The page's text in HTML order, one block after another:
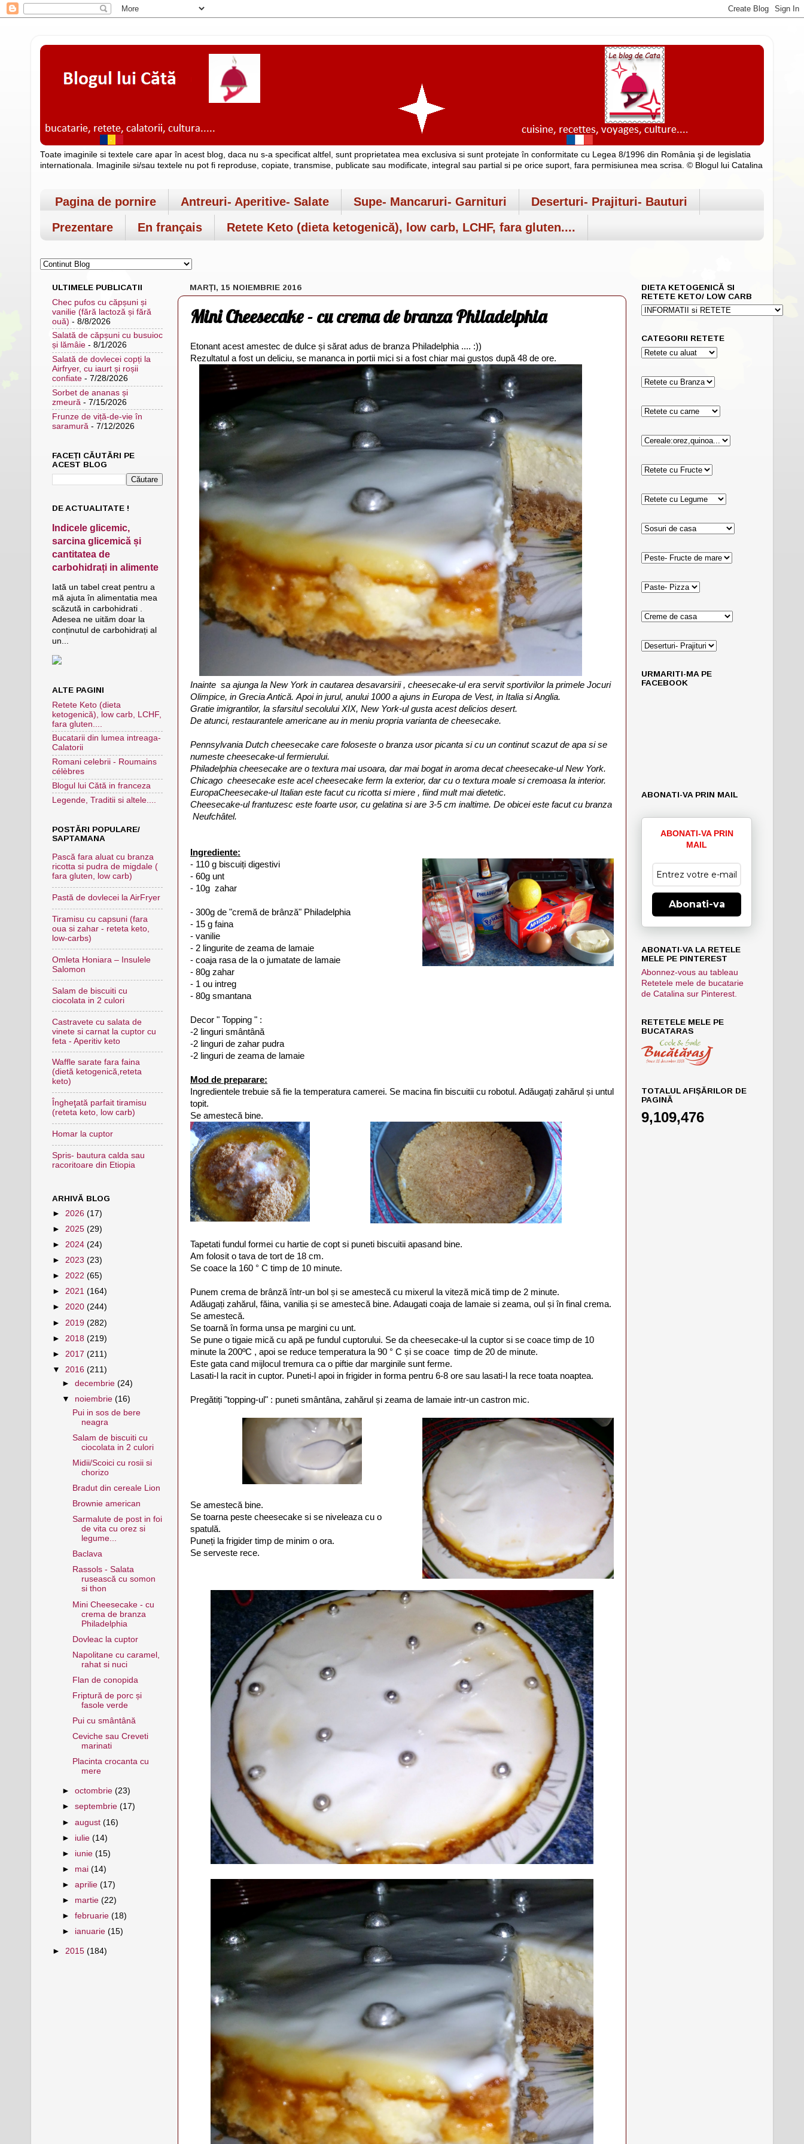
Toate imaginile si textele care apar în acest blog, daca nu s-a specificat altfel, sunt proprietatea mea exclusiva si sunt protejate în conformitate cu Legea 8/1996 din România şi de legislatia
internationala. Imaginile si/sau textele nu pot fi reproduse, copiate, transmise, publicate sau modificate, integral sau partial si pe orice suport, fara permisiunea mea scrisa. © Blogul lui Catalina
Pagina de pornire Antreuri- Aperitive- Salate Supe- Mancaruri- Garnituri
Deserturi- Prajituri- Bauturi
Prezentare
En français Retete Keto (dieta ketogenică), low carb, LCHF, fara gluten....
MARȚI, 15 NOIEMBRIE 2016
Mini Cheesecake - cu crema de branza Philadelphia
Etonant acest amestec de dulce și sărat adus de branza Philadelphia .... :))
Rezultatul a fost un deliciu, se mananca in portii mici si a fost chiar mai gustos după 48 de ore.
Inainte sa ajunga la New York in cautarea desavarsirii , cheesecake-ul era servit sportivilor la primele Jocuri
Olimpice, in Grecia Antică. Apoi in jurul, anului 1000 a ajuns in Europa de Vest, in Italia si Anglia.
Gratie imigrantilor, la sfarsitul secolului XIX, New York-ul gusta acest delicios desert.
De atunci, restaurantele americane au in meniu propria varianta de cheesecake.
Pennsylvania Dutch cheesecake care foloseste o branza usor picanta si cu un continut scazut de apa si se
numeste cheesecake-ul fermierului.
Philadelphia cheesecake are o textura mai usoara, dar mai bogat in aroma decat cheesecake-ul New York.
Chicago cheesecake este acel cheesecake ferm la exterior, dar cu o textura moale si cremoasa la interior.
EuropaCheesecake-ul Italian este facut cu ricotta si miere , fiind mult mai dietetic.
Cheesecake-ul frantuzesc este foarte usor, cu gelatina si are 3-5 cm inaltime. De obicei este facut cu branza
Neufchâtel.
Ingrediente:
- 110 g biscuiți digestivi
- 60g unt
- 10g zahar
- 300g de "cremă de brânză" Philadelphia
- 15 g faina
- vanilie
- 2 lingurite de zeama ​de lamaie
- coaja rasa de la o jumatate de lamaie
- 80g zahar
- 1 ou intreg
- 80g smantana
Decor " Topping " :
-2 linguri smântână
-2 linguri de zahar pudra
-2 linguri de zeama ​​de lamaie
Mod de preparare:
Ingredientele trebuie să fie la temperatura camerei. Se macina fin biscuitii cu robotul. Adăugați zahărul și untul
topit.
Se amestecă bine.
Tapetati fundul formei cu hartie de copt si puneti biscuitii apasand bine.
Am folosit o tava de tort de 18 cm.
Se coace la 160 ° C timp de 10 minute.
Punem crema de brânză într-un bol și se amestecă cu mixerul la viteză mică timp de 2 minute.
Adăugați zahărul, făina, vanilia și se amestecă bine. Adaugati coaja de lamaie si zeama, oul și în final crema.
Se amestecă.
Se toarnă în forma unsa pe margini cu unt.
Se pune o tigaie mică cu apă pe fundul cuptorului. Se da cheesecake-ul la cuptor si se coace timp de 10
minute la 200ºC , apoi se reduce temperatura la 90 ° C și se coace timp de 20 de minute.
Este gata cand mijlocul tremura ca o piftie dar marginile sunt ferme.
Lasati-l la racit in cuptor. Puneti-l apoi in frigider in forma pentru 6-8 ore sau lasati-l la rece toata noaptea.
Pregătiți "topping-ul" : puneti smântâna, zahărul și zeama de lamaie intr-un castron mic.
Se amestecă bine.
Se toarna peste cheesecake si se niveleaza cu o
spatulă.
Puneți la frigider timp de minim o ora.
Se serveste rece.
ULTIMELE PUBLICATII
Chec pufos cu căpșuni și
vanilie (fără lactoză și fără
ouă) - 8/8/2026
Salată de căpșuni cu busuioc
și lămâie - 8/1/2026
Salată de dovlecei copți la
Airfryer, cu iaurt și roșii
confiate - 7/28/2026
Sorbet de ananas și
zmeură - 7/15/2026
Frunze de viță-de-vie în
saramură - 7/12/2026
FACEȚI CĂUTĂRI PE
ACEST BLOG
DE ACTUALITATE !
Indicele glicemic,
sarcina glicemică și
cantitatea de
carbohidrați in alimente
Iată un tabel creat pentru a
mă ajuta în alimentatia mea
scăzută in carbohidrati .
Adesea ne uităm doar la
conținutul de carbohidrați al
un...
ALTE PAGINI
Retete Keto (dieta
ketogenică), low carb, LCHF,
fara gluten....
Bucatarii din lumea intreaga-
Calatorii
Romani celebrii - Roumains
célèbres
Blogul lui Cătă in franceza
Legende, Traditii si altele....
POSTĂRI POPULARE/
SAPTAMANA
Pască fara aluat cu branza
ricotta si pudra de migdale (
fara gluten, low carb)
Pastă de dovlecei la AirFryer
Tiramisu cu capsuni (fara
oua si zahar - reteta keto,
low-carbs)
Omleta Honiara – Insulele
Salomon
Salam de biscuiti cu
ciocolata in 2 culori
Castravete cu salata de
vinete si carnat la cuptor cu
feta - Aperitiv keto
Waffle sarate fara faina
(dietă ketogenică,reteta
keto)
Îngheţată parfait tiramisu
(reteta keto, low carb)
Homar la cuptor
Spris- bautura calda sau
racoritoare din Etiopia
ARHIVĂ BLOG
► 2026 (17)
► 2025 (29)
► 2024 (24)
► 2023 (23)
► 2022 (65)
► 2021 (164)
► 2020 (244)
► 2019 (282)
► 2018 (219)
► 2017 (211)
▼ 2016 (211)
►decembrie(24)
▼ noiembrie(16)
Pui in sos de bere
neagra
Salam de biscuiti cu
ciocolata in 2 culori
Midii/Scoici cu rosii si
chorizo
Bradut din cereale Lion
Brownie american
Sarmalute de post in foi
de vita cu orez si
legume...
Baclava
Rassols - Salata
rusească cu somon
si thon
Mini Cheesecake - cu
crema de branza
Philadelphia
Dovleac la cuptor
Napolitane cu caramel,
rahat si nuci
Flan de conopida
Friptură de porc și
fasole verde
Pui cu smântână
Ceviche sau Creveti
marinati
Placinta crocanta cu
mere
►octombrie(23)
►septembrie(17)
►august(16)
► iulie(14)
► iunie(15)
► mai(14)
►aprilie(17)
► martie(22)
►februarie(18)
► ianuarie(15)
► 2015 (184)
DIETA KETOGENICĂ SI
RETETE KETO/ LOW CARB
CATEGORII RETETE
URMARITI-MA PE
FACEBOOK
ABONATI-VA PRIN MAIL
ABONATI-VA PRIN
MAIL
Abonati-va
ABONATI-VA LA RETELE
MELE PE PINTEREST
Abonnez-vous au tableau
Retetele mele de bucatarie
de Catalina sur Pinterest.
RETETELE MELE PE
BUCATARAS
TOTALUL AFIȘĂRILOR DE
PAGINĂ
9,109,476